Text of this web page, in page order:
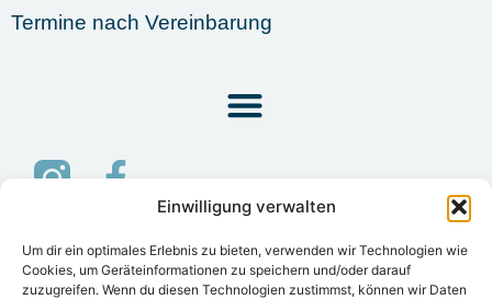
Einwilligung verwalten
Um dir ein optimales Erlebnis zu bieten, verwenden wir Technologien wie
Cookies, um Geräteinformationen zu speichern und/oder darauf
zuzugreifen. Wenn du diesen Technologien zustimmst, können wir Daten
Termine nach Vereinbarung